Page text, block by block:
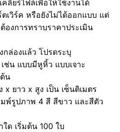
ลียร์ไฟล์เพื่อให้ใช้งานได้
เวิร์ค หรือยังไม่ได้ออกแบบ แต่
องการทราบราคาประเมิน
ล่องแล้ว โปรดระบุ
ช่น แบบมีหูหิ้ว แบบเจาะ
น
x ยาว x สูง เป็น เซ็นติเมตร
พ์รูปภาพ 4 สี สีขาว และสีตัว
ด เริ่มต้น 100 ใบ